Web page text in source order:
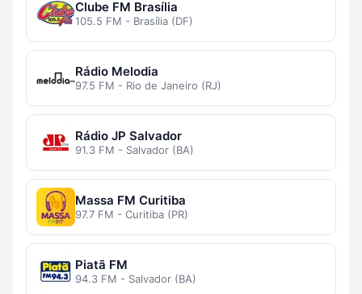
Clube FM Brasília
105.5 FM - Brasília (DF)
Rádio Melodia
97.5 FM - Rio de Janeiro (RJ)
Rádio JP Salvador
91.3 FM - Salvador (BA)
Massa FM Curitiba
97.7 FM - Curitiba (PR)
Piatã FM
94.3 FM - Salvador (BA)